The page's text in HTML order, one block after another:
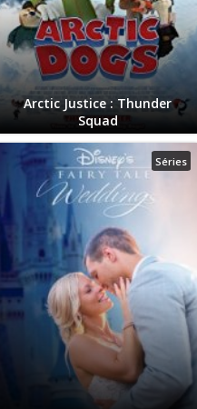
Arctic Justice : Thunder
Squad
Séries